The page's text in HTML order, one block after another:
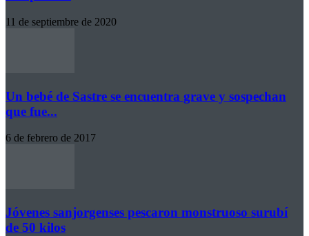
11 de septiembre de 2020
Un bebé de Sastre se encuentra grave y sospechan
que fue...
6 de febrero de 2017
Jóvenes sanjorgenses pescaron monstruoso surubí
de 50 kilos